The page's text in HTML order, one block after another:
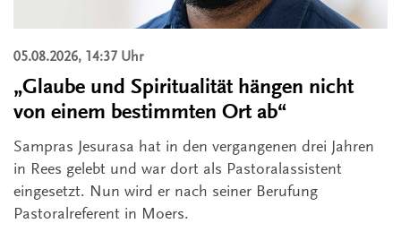
05.08.2026, 14:37 Uhr
„Glaube und Spiritualität hängen nicht
von einem bestimmten Ort ab“
Sampras Jesurasa hat in den vergangenen drei Jahren
in Rees gelebt und war dort als Pastoralassistent
eingesetzt. Nun wird er nach seiner Berufung
Pastoralreferent in Moers.